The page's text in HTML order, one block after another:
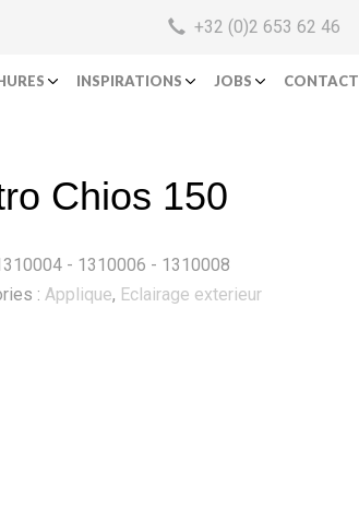
+32 (0)2 653 62 46
INSPIRATIONS JOBS
CONTACT
Chios 150
- 1310006 - 1310008
: Applique, Eclairage exterieur